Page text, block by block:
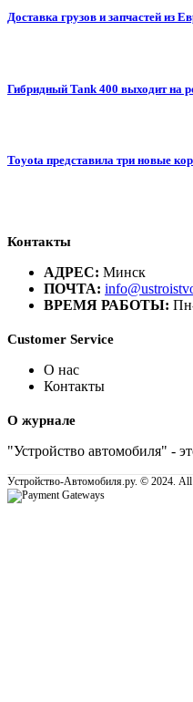
Доставка грузов и запчастей из
Гибридный Tank 400 выходит на
Toyota представила три новые
Контакты
АДРЕС: Минск
ПОЧТА:
ВРЕМЯ РАБОТЫ:
Customer Service
О нас
Контакты
О журнале
"Устройство автомобиля" -
Устройство-Автомобиля.ру. © 2024. All